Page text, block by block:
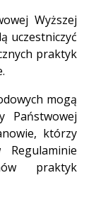
Wyższej
uczestniczyć
praktyk
mogą
Państwowej
którzy
praktyk